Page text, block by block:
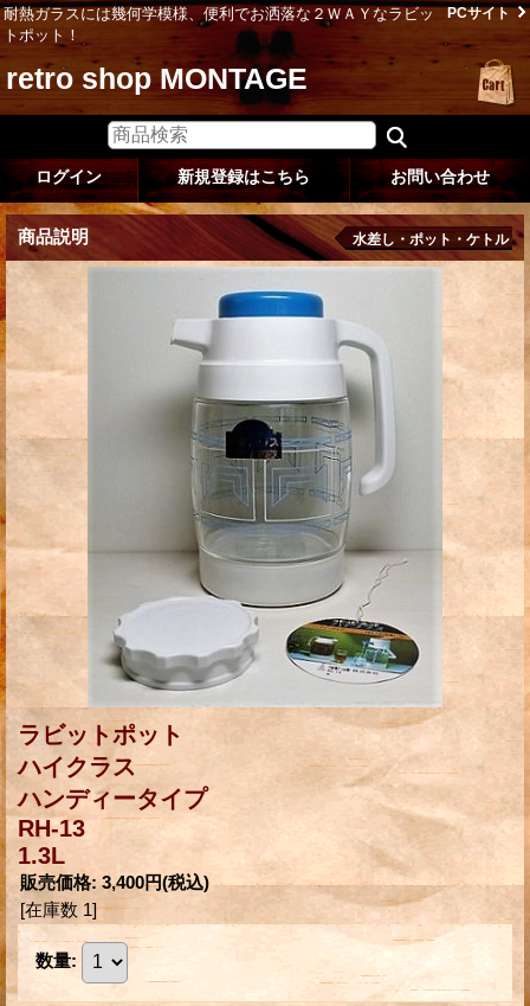
耐熱ガラスには幾何学模様、便利でお洒落な２ＷＡＹなラビッ
トポット！
PCサイト
retro shop MONTAGE
ログイン 新規登録はこちら お問い合わせ
商品説明 水差し・ポット・ケトル
ラビットポット
ハイクラス
ハンディータイプ
RH-13
1.3L
販売価格: 3,400円(税込)
[在庫数 1]
数量: